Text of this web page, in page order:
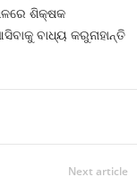
ଶିକ୍ଷକ
ବାଧ୍ୟ କରୁନାହାନ୍ତି
Next article